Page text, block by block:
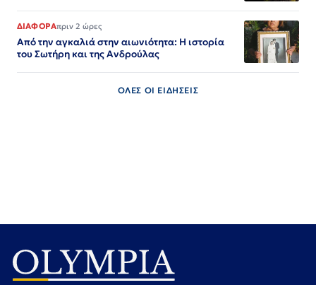
ΔΙΑΦΟΡΑπριν 2 ώρες
Από την αγκαλιά στην αιωνιότητα: Η ιστορία
του Σωτήρη και της Ανδρούλας
ΟΛΕΣ ΟΙ ΕΙΔΗΣΕΙΣ